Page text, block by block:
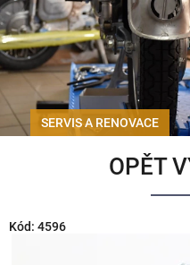
SERVIS A RENOVACE
OPĚT
Kód: 4596